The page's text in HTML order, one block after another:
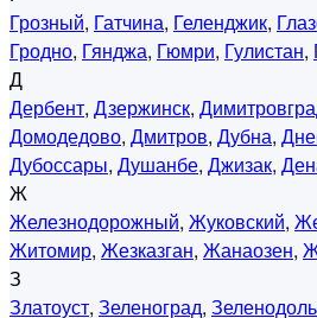
Грозный, Гатчина, Геленджик,
Гродно, Гянджа, Гюмри, Гулистан,
Д
Дербент, Дзержинск,
Домодедово, Дмитров, Дубна,
Дубоссары, Душанбе, Джизак,
Ж
Железнодорожный, Жуковский,
Житомир, Жезказган, Жанаозен,
З
Златоуст, Зеленоград,